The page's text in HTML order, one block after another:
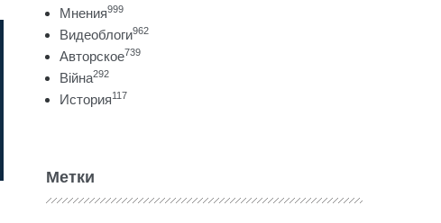
Мнения999
Видеоблоги962
Авторское739
Війна292
История117
Метки